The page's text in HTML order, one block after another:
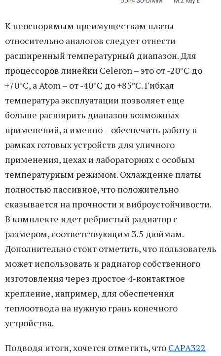
К неоспоримым преимуществам платы
относительно аналогов следует отнести
расширенный температурный диапазон. Для
процессоров линейки Celeron – это от -20°C до
+70°C, а Atom – от -40°C до +85°C. Гибкая
температура эксплуатации позволяет еще
больше расширить диапазон возможных
применений, а именно - обеспечить работу в
рамках готовых устройств для уличного
применения, цехах и лабораториях с особым
температурным режимом. Охлаждение платы
полностью пассивное, что положительно
сказывается на прочности и виброустойчивости.
В комплекте идет ребристый радиатор с
размером, соответствующим 3.5 дюймам.
Дополнительно стоит отметить, что пользователь
может использовать и радиатор собственного
изготовления через простое 4-контактное
крепление, например, для обеспечения
теплоотвода на нужную грань конечного
устройства.
Подводя итоги, хочется отметить, что CAPA322